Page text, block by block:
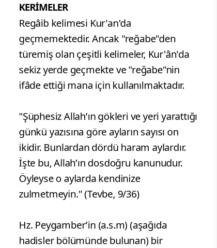
KERİMELER
Regâib kelimesi Kur'an'da
geçmemektedir. Ancak "reğabe"den
türemiş olan çeşitli kelimeler, Kur'ân'da
sekiz yerde geçmekte ve "reğabe"nin
ifâde ettiği mana için kullanılmaktadır.
"Şüphesiz Allah’ın gökleri ve yeri yarattığı
günkü yazısına göre ayların sayısı on
ikidir. Bunlardan dördü haram aylardır.
İşte bu, Allah’ın dosdoğru kanunudur.
Öyleyse o aylarda kendinize
zulmetmeyin." (Tevbe, 9/36)
Hz. Peygamber’in (a.s.m) (aşağıda
hadisler bölümünde bulunan) bir